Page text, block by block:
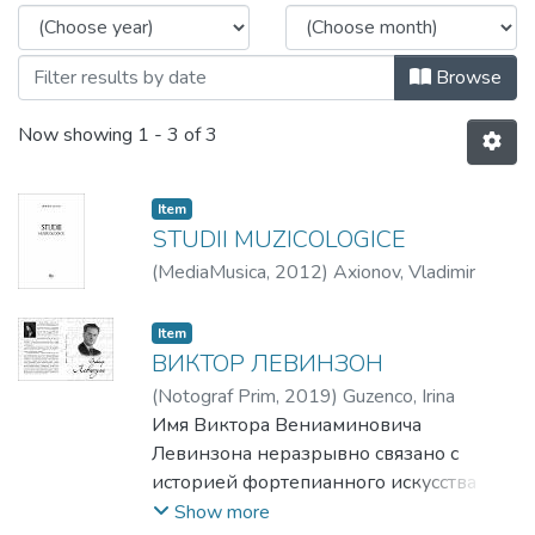
Browse
Now showing 1 - 3 of 3
Item
STUDII MUZICOLOGICE
(MediaMusica, 2012) Axionov, Vladimir
Item
ВИКТОР ЛЕВИНЗОН
(Notograf Prim, 2019) Guzenco, Irina
Имя Виктора Вениаминовича
Левинзона неразрывно связано с
историей фортепианного искусства
Республики Молдова: с концертным
Show more